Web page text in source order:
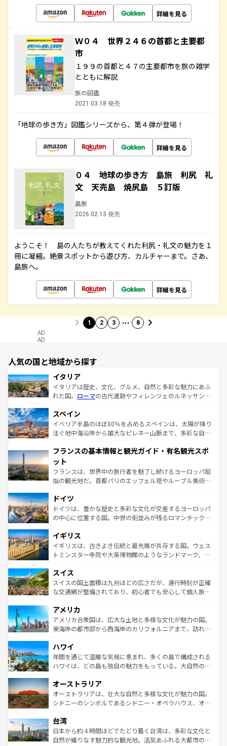
詳細を見る
Ｗ０４ 世界２４６の首都と主要都
市
１９９の首都と４７の主要都市を旅の雑学
とともに解説
旅の図鑑
2021.03.18 発売
「地球の歩き方」図鑑シリーズから、第４弾が登場！
詳細を見る
０４ 地球の歩き方 島旅 利尻 礼
文 天売島 焼尻島 ５訂版
島旅
2026.02.13 発売
ようこそ！ 島の人たちが教えてくれた利尻・礼文の魅力を１
冊に凝縮。絶景スポットから遊び方、カルチャーまで。さあ、
島旅へ。
詳細を見る
1 2 3 … 8
AD
AD
人気の国と地域から探す
イタリア
イタリアは歴史、文化、グルメ、自然と多彩な魅力にあふ
れた国。 ローマの古代遺跡やフィレンツェのルネッサンス
ろん、トスカーナの美しい田園風景やアマルフィ海岸の絶
景など、自然景観も見逃せない。観光の合間には、本場の
ピザやパスタなど、絶品のイタリア料理を堪能することも
ませてくれるイタリアで、忘れられない旅をしてみよう！
なお、新着のイタリア情報は
しい。
スペイン
イベリア半島のほぼ80％を占めるスペインは、太陽が降り
注ぐ地中海沿岸から雄大なピレネー山脈まで、多彩な自然
文化が根付くこの国では、情熱的なフラメンコ、熱気あふ
れる闘牛、そして美味しいタパスが生活の一部となってい
る。首都マドリードの洗練された雰囲気や、バルセロナの
アートに溢れた街角から、地方では古代ローマ遺跡や中世
せる。地方によって風土や気候が異なるスペインはその個
性で訪れる人を魅了する。 なお、新着のスペイン情報は コ
ンテンツ一覧を参照してほしい。
フランスの基本情報と観光ガイド・有名観光スポ
ット
フランスは、世界中の旅行者を魅了し続けるヨーロッパ屈
指の観光地だ。首都パリのエッフェル塔やルーブル美術館
で、幅広い魅力が詰まっている。華麗な宮殿、歴史的な大
聖堂、美しいビーチ、そして豊かな自然が、訪れる者を心
から魅了する。また、フランスは美食の国としても知ら
いる。シャンパンの発祥地であるランス、プロヴァンスの
香り高いラベンダー畑など、多彩な楽しみ方が可能だ。さ
らに、パリ以外の地域にも魅力が溢れており、どの街角に
れる地方に足を運ぶとそれぞれで全く異なる文化を体験で
きるだろう。 なお、新着のフランス情報はコンテンツ一覧
を参照してほしい。
ドイツ
ドイツは、豊かな歴史と多彩な文化が交差するヨーロッパ
の中心に位置する国。中世の街並みが残るロマンチック街
顔を持つこの国は、どこを歩いても飽きることがない。ベ
ルリンの文化的活気、バイエルン州のアルプスの絶景、そ
してライン川沿いのワイン畑といった風景は必見。ビール
は、お酒好きな人にはぜひ体験してほしい。 なお、新着の
ドイツ情報はコンテンツ一覧を参照してほしい。
イギリス
イギリスは、古きよき伝統と最先端が共存する国。ウェス
トミンスター寺院や大英博物館のようなランドマーク、歴
リアごとに異なる魅力がある。また、優雅なアフタヌーン
ティー、ビール好きにはたまらない英国パブ、サッカー観
戦など、本場だからこそできる体験も豊富。イギリスを旅
ンツ一覧を参照してほしい。
スイス
スイスの国土面積は九州ほどの広さだが、運行時刻が正確
な交通網が整備されており、初心者でも安心して個人旅行
の建物がそのまま残る町や、スイスならではのユニークな
博物館もあり、アルプス観光だけでなく町歩きも満喫する
ことができる。国民の所得が高いため物価も高いが、旅行
ば市内交通費無料で観光を楽しむこともできる。 なお、新
着のスイス情報はコンテンツ一覧 を参照してほしい。
アメリカ
アメリカ合衆国は、広大な土地と多様な文化が魅力の国。
東海岸の都市部から西海岸のカリフォルニアまで、訪れる
のような巨大都市は、観光、ショッピング、エンターテイ
ンメントが詰まった刺激的なスポットだ。一方、アメリカ
西部には大自然が広がり、グランドキャニオンやイエロー
部のニューオーリンズでは、音楽と美食が融合した独特の
文化が魅力。旅行者はアメリカの各地域で異なる魅力を楽
しみながら、その多様性と豊かな歴史を感じることができ
ならではの贅沢な旅のスタイルだ。 なお、新着のアメリカ
情報はコンテンツ一覧を参照してほしい。
ハワイ
年間を通じて温暖な気候に恵まれ、多くの島で構成される
ハワイは、どの島も独自の魅力をもっている。大自然の神
ワイ島は見逃せない。また、定番の観光地といえばオアフ
島だが、静かな自然を求めるならマウイ島やカウアイ島が
おすすめ。エメラルドグリーンに輝く海をはじめ、豊かな
れるおもてなしの心で訪れる人々を迎えてくれるハワイの
人々、おいしいローカルフードやハワイアンミュージッ
ク、伝統的なフラダンスなど、すべてがハワイの魅力を彩
オーストラリア
オーストラリアは、壮大な自然と多様な文化が魅力の国。
シドニーのシンボルであるシドニー・オペラハウス、オー
リアリーフや大陸中央部にそびえるウルル（エアーズロッ
ク）、タスマニアの美しい原生林やケアンズの熱帯雨林な
ど、見どころがたくさん。また、カフェやワイン、オージ
台湾
日本から約４時間ほどでたどり着く台湾は、多彩な文化と
自然が織りなす魅力的な観光地。活気あふれる大都市の台